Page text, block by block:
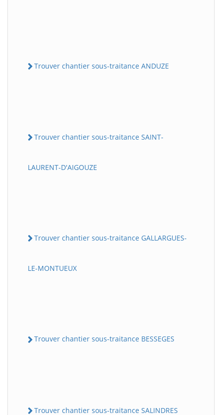
Trouver chantier sous-traitance ANDUZE
Trouver chantier sous-traitance SAINT-
LAURENT-D'AIGOUZE
Trouver chantier sous-traitance GALLARGUES-
LE-MONTUEUX
Trouver chantier sous-traitance BESSEGES
Trouver chantier sous-traitance SALINDRES